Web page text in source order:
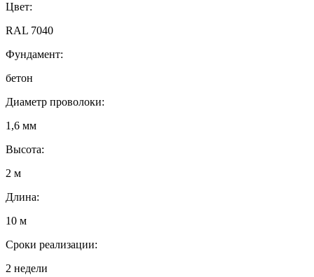
Цвет:
RAL 7040
Фундамент:
бетон
Диаметр проволоки:
1,6 мм
Высота:
2 м
Длина:
10 м
Сроки реализации:
2 недели